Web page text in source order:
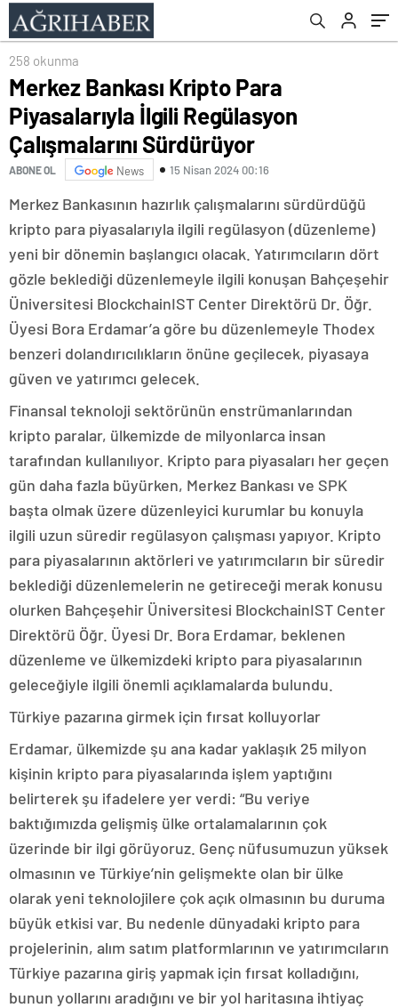
258 okunma
Merkez Bankası Kripto Para
Piyasalarıyla İlgili Regülasyon
Çalışmalarını Sürdürüyor
ABONE OL News 15 Nisan 2024 00:16
Merkez Bankasının hazırlık çalışmalarını sürdürdüğü
kripto para piyasalarıyla ilgili regülasyon (düzenleme)
yeni bir dönemin başlangıcı olacak. Yatırımcıların dört
gözle beklediği düzenlemeyle ilgili konuşan Bahçeşehir
Üniversitesi BlockchainIST Center Direktörü Dr. Öğr.
Üyesi Bora Erdamar’a göre bu düzenlemeyle Thodex
benzeri dolandırıcılıkların önüne geçilecek, piyasaya
güven ve yatırımcı gelecek.
Finansal teknoloji sektörünün enstrümanlarından
kripto paralar, ülkemizde de milyonlarca insan
tarafından kullanılıyor. Kripto para piyasaları her geçen
gün daha fazla büyürken, Merkez Bankası ve SPK
başta olmak üzere düzenleyici kurumlar bu konuyla
ilgili uzun süredir regülasyon çalışması yapıyor. Kripto
para piyasalarının aktörleri ve yatırımcıların bir süredir
beklediği düzenlemelerin ne getireceği merak konusu
olurken Bahçeşehir Üniversitesi BlockchainIST Center
Direktörü Öğr. Üyesi Dr. Bora Erdamar, beklenen
düzenleme ve ülkemizdeki kripto para piyasalarının
geleceğiyle ilgili önemli açıklamalarda bulundu.
Türkiye pazarına girmek için fırsat kolluyorlar
Erdamar, ülkemizde şu ana kadar yaklaşık 25 milyon
kişinin kripto para piyasalarında işlem yaptığını
belirterek şu ifadelere yer verdi: “Bu veriye
baktığımızda gelişmiş ülke ortalamalarının çok
üzerinde bir ilgi görüyoruz. Genç nüfusumuzun yüksek
olmasının ve Türkiye’nin gelişmekte olan bir ülke
olarak yeni teknolojilere çok açık olmasının bu duruma
büyük etkisi var. Bu nedenle dünyadaki kripto para
projelerinin, alım satım platformlarının ve yatırımcıların
Türkiye pazarına giriş yapmak için fırsat kolladığını,
bunun yollarını aradığını ve bir yol haritasına ihtiyaç